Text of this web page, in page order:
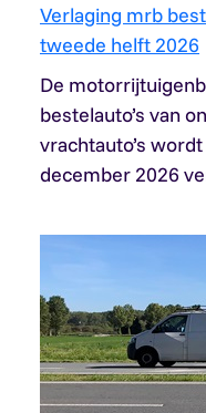
Verlaging mrb
tweede helft 2026
De
bestelauto’s van
vrachtauto’s
december 2026